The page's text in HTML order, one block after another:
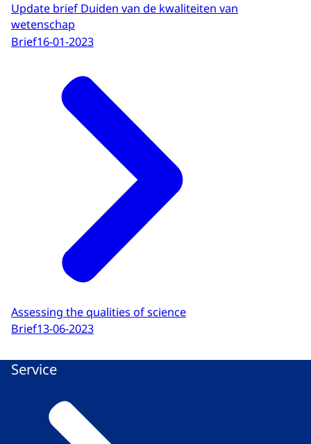
Update brief Duiden van de kwaliteiten van
wetenschap
Brief16-01-2023
Assessing the qualities of science
Brief13-06-2023
Service